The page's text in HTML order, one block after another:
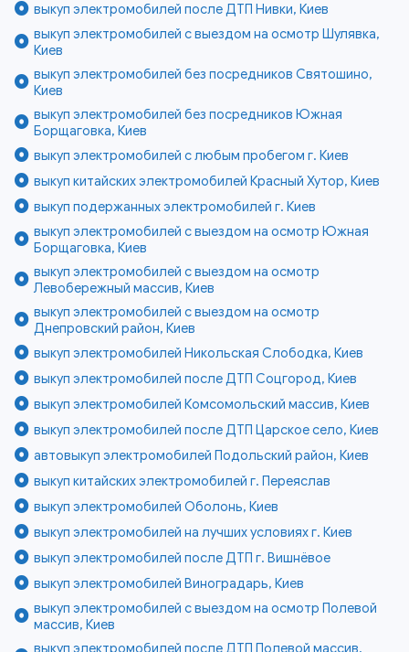
выкуп электромобилей после ДТП Нивки, Киев
выкуп электромобилей с выездом на осмотр Шулявка,
Киев
выкуп электромобилей без посредников Святошино,
Киев
выкуп электромобилей без посредников Южная
Борщаговка, Киев
выкуп электромобилей с любым пробегом г. Киев
выкуп китайских электромобилей Красный Хутор, Киев
выкуп подержанных электромобилей г. Киев
выкуп электромобилей с выездом на осмотр Южная
Борщаговка, Киев
выкуп электромобилей с выездом на осмотр
Левобережный массив, Киев
выкуп электромобилей с выездом на осмотр
Днепровский район, Киев
выкуп электромобилей Никольская Слободка, Киев
выкуп электромобилей после ДТП Соцгород, Киев
выкуп электромобилей Комсомольский массив, Киев
выкуп электромобилей после ДТП Царское село, Киев
автовыкуп электромобилей Подольский район, Киев
выкуп китайских электромобилей г. Переяслав
выкуп электромобилей Оболонь, Киев
выкуп электромобилей на лучших условиях г. Киев
выкуп электромобилей после ДТП г. Вишнёвое
выкуп электромобилей Виноградарь, Киев
выкуп электромобилей с выездом на осмотр Полевой
массив, Киев
выкуп электромобилей после ДТП Полевой массив,